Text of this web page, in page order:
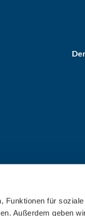
Funktionen für
Außerdem geben